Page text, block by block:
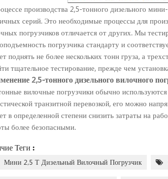
производства 2,5-тонного дизельного
серий. Это необходимые процессы для
погрузчиков отличается от других. Мы
погрузчика стандарту и
поднять не более нескольких тонн груза, а
тщательное тестирование, прежде чем
2,5-тонного дизельного вилочного
вилочные погрузчики обычно
транзитной перевозкой, его можно
в определенной степени снизить затраты на
более безопасными.
Теги :
Мини 2,5 Т Дизельный Вилочный Погрузчик